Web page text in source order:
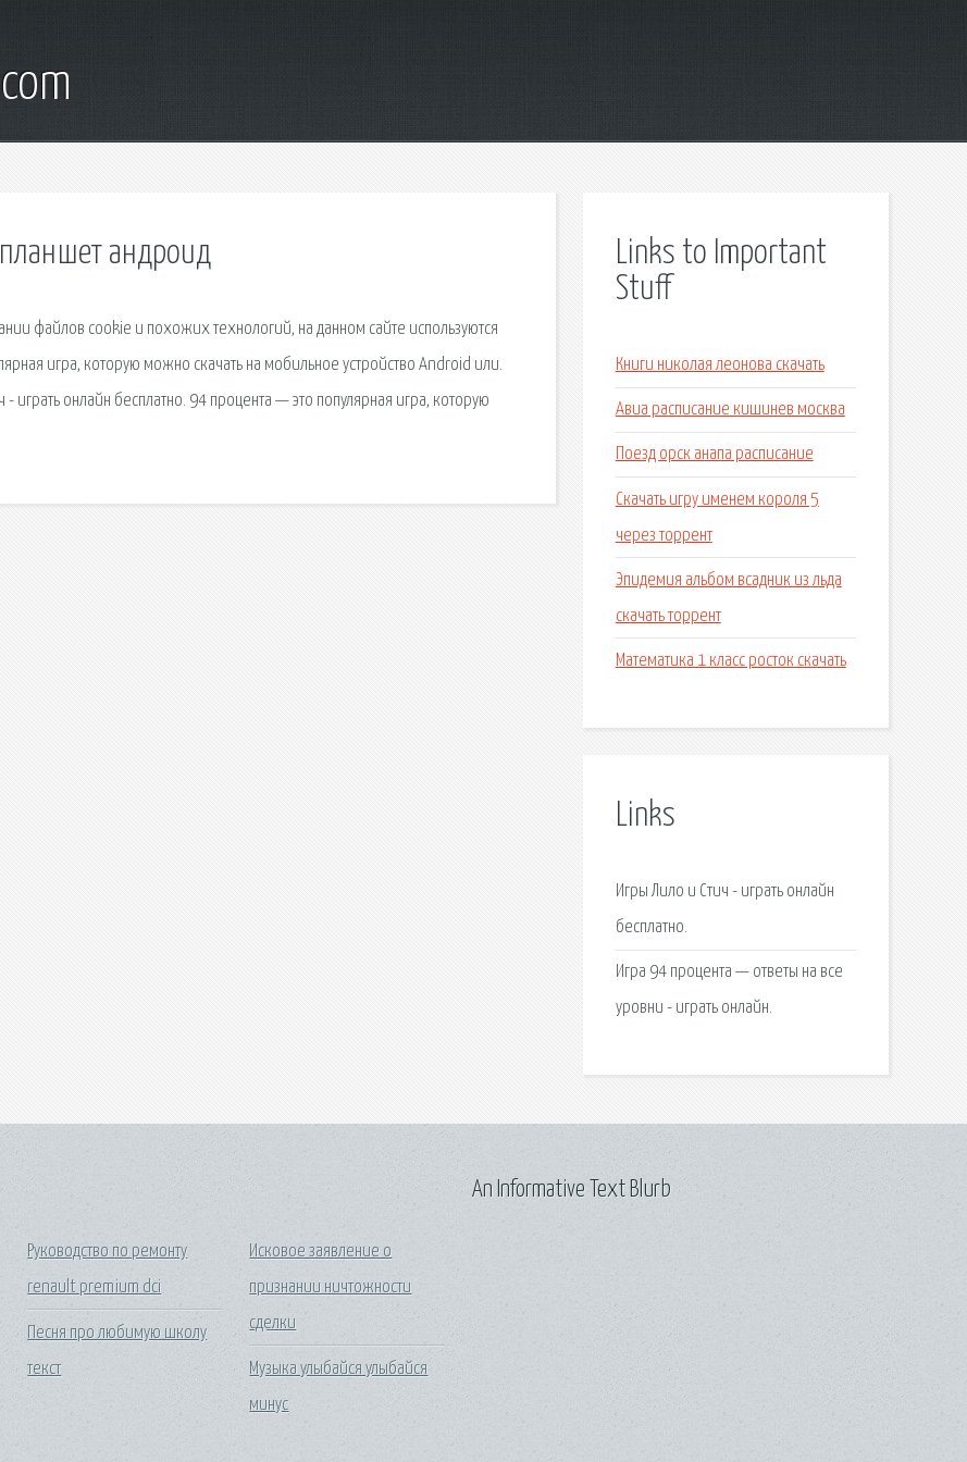
планшет андроид
файлов cookie и похожих технологий, на данном сайте используются
игра, которую можно скачать на мобильное устройство Android или.
играть онлайн бесплатно. 94 процента — это популярная игра, которую
Links to Important
Stuff
Книги николая леонова скачать
Авиа расписание кишинев москва
Поезд орск анапа расписание
Скачать игру именем короля 5
через торрент
Эпидемия альбом всадник из льда
скачать торрент
Математика 1 класс росток скачать
Links
Игры Лило и Стич - играть онлайн
бесплатно.
Игра 94 процента — ответы на все
уровни - играть онлайн.
Руководство по ремонту
renault premium dci
Песня про любимую школу
текст
Исковое заявление о
признании ничтожности
сделки
Музыка улыбайся улыбайся
минус
An Informative Text Blurb